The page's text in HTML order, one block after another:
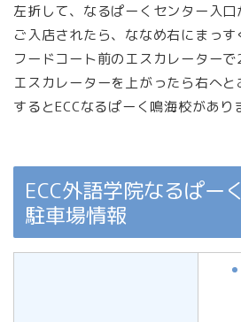
左折して、なるぱーくセンター入口
ご入店されたら、ななめ右にまっす
フードコート前のエスカレーターで
エスカレーターを上がったら右へ
するとECCなるぱーく鳴海校があり
ECC外語学院なるぱー
駐車場情報